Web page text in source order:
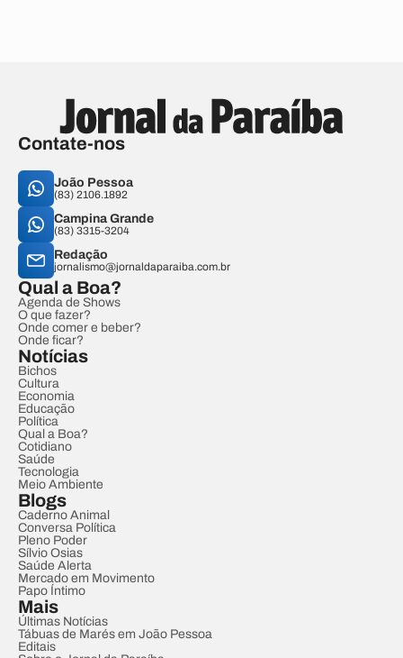
Contate-nos
João Pessoa
(83) 2106.1892
Campina Grande
(83) 3315-3204
Redação
jornalismo@jornaldaparaiba.com.br
Qual a Boa?
Agenda de Shows
O que fazer?
Onde comer e beber?
Onde ficar?
Notícias
Bichos
Cultura
Economia
Educação
Política
Qual a Boa?
Cotidiano
Saúde
Tecnologia
Meio Ambiente
Blogs
Caderno Animal
Conversa Política
Pleno Poder
Sílvio Osias
Saúde Alerta
Mercado em Movimento
Papo Íntimo
Mais
Últimas Notícias
Tábuas de Marés em João Pessoa
Editais